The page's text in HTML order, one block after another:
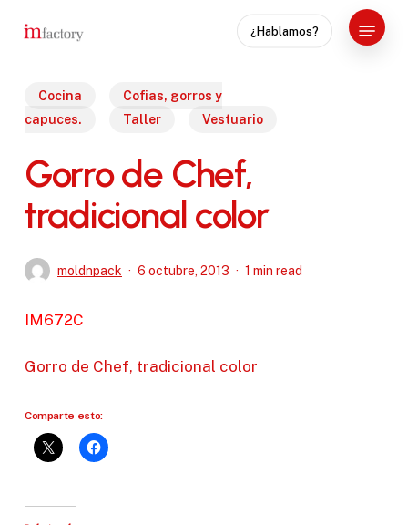
¿Hablamos?
Menu
Cocina
Cofias, gorros y
capuces.
Taller Vestuario
Gorro de Chef,
tradicional color
moldnpack 6 octubre, 2013 1 min read
IM672C
Gorro de Chef, tradicional color
Comparte esto: